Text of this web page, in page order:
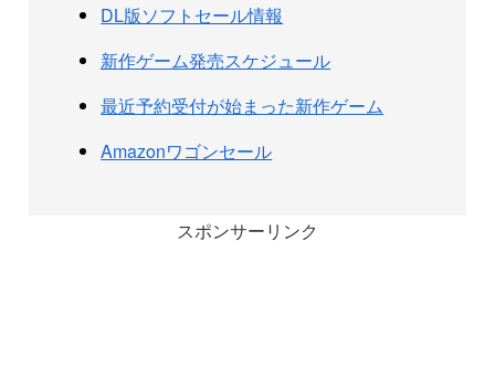
DL版ソフトセール情報
新作ゲーム発売スケジュール
最近予約受付が始まった新作ゲーム
Amazonワゴンセール
スポンサーリンク